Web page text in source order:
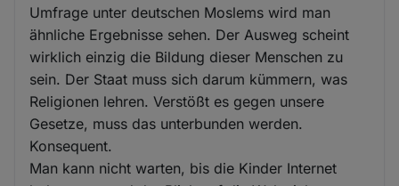
Umfrage unter deutschen Moslems wird man
ähnliche Ergebnisse sehen. Der Ausweg scheint
wirklich einzig die Bildung dieser Menschen zu
sein. Der Staat muss sich darum kümmern, was
Religionen lehren. Verstößt es gegen unsere
Gesetze, muss das unterbunden werden.
Konsequent.
Man kann nicht warten, bis die Kinder Internet